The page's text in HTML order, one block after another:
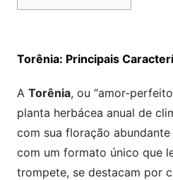
Torênia: Principais
A Torênia, ou “amor-
planta herbácea anual de
com sua floração
com um formato único que
trompete, se destacam por